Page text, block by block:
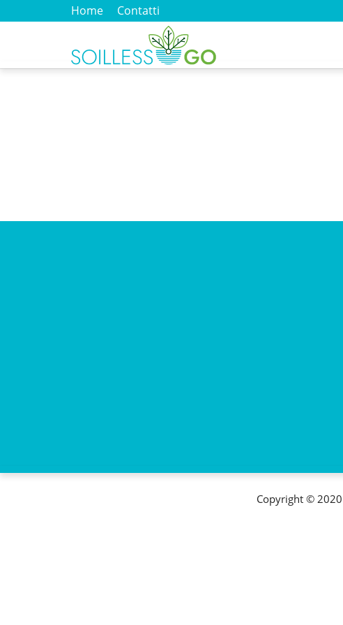
Home Contatti
Copyright © 2020